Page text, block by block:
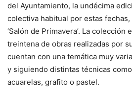
del Ayuntamiento, la undécima
colectiva habitual por estas
‘Salón de Primavera’. La colección
treintena de obras realizadas por
cuentan con una temática muy
y siguiendo distintas técnicas
acuarelas, grafito o pastel.